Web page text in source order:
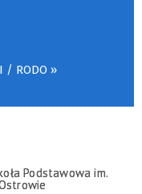
/ RODO »
Podstawowa im.